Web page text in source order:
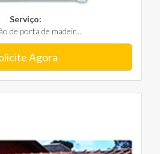
Serviço:
de porta de madeir...
Agora